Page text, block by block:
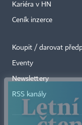
Kariéra v HN
Ceník inzerce
Koupit / darovat
Eventy
Newslettery
RSS kanály